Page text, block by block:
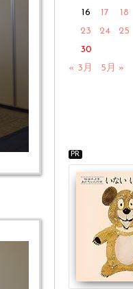
16
17 18
23
24 25
30
« 3月
5月 »
PR